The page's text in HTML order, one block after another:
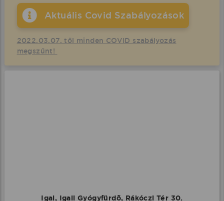
Aktuális Covid Szabályozások
2022.03.07. től minden COVID szabályozás
megszűnt!
Igal, Igali Gyógyfürdõ, Rákóczi Tér 30.